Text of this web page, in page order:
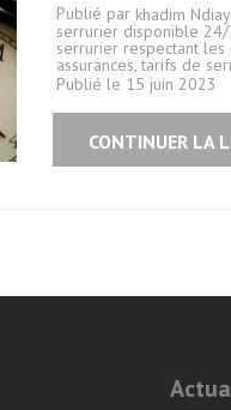
Publié par khadim
serrurier disponible 24/
serrurier respectant les
assurances,tarifs de
Publié le 15 juin 2023
CONTINUER LA